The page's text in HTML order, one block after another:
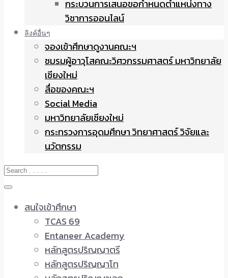
กระบวนการเสนอขอกำหนดตำแหน่งทาง
วิชาการออนไลน์
ลิงค์อื่นๆ
จองเข้าศึกษาดูงานคณะฯ
ชมรมผู้อาวุโสคณะวิศวกรรมศาสตร์ มหาวิทยาลัย
เชียงใหม่
สื่อของคณะฯ
Social Media
มหาวิทยาลัยเชียงใหม่
กระทรวงการอุดมศึกษา วิทยาศาสตร์ วิจัยและ
นวัตกรรม
สนใจเข้าศึกษา
TCAS 69
Entaneer Academy
หลักสูตรปริญญาตรี
หลักสูตรปริญญาโท